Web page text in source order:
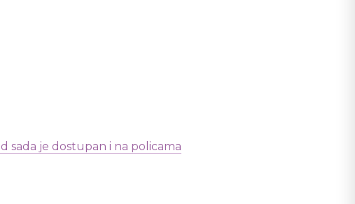
sada je dostupan i na policama